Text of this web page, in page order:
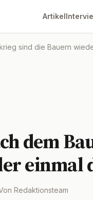
Artikel
sind die Bauern
dem
einmal
Redaktionsteam